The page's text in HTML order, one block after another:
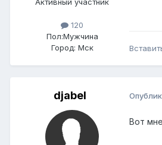
120
Пол:Мужчина
Город: Мск
djabel
Вот